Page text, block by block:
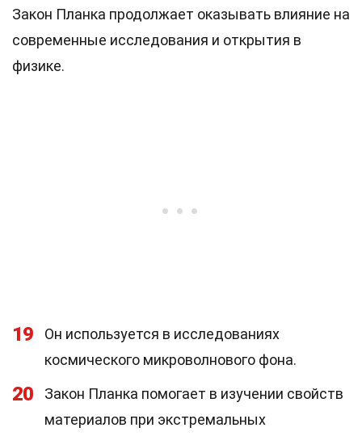
Закон Планка продолжает оказывать влияние на
современные исследования и открытия в
физике.
19
Он используется в исследованиях
космического микроволнового фона.
20
Закон Планка помогает в изучении свойств
материалов при экстремальных